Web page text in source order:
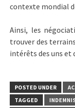
contexte mondial
Ainsi, les
trouver des
intérêts des uns et
POSTED UNDER
TAGGED